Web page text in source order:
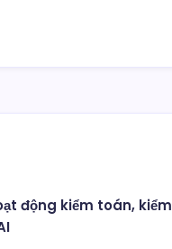
động kiểm toán, kiểm